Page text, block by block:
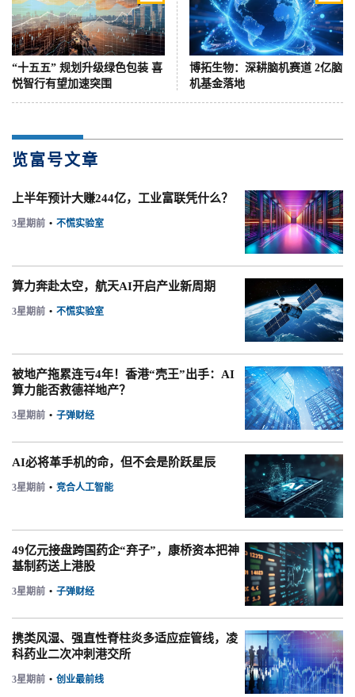
“十五五” 规划升级绿色包装 喜
悦智行有望加速突围
博拓生物：深耕脑机赛道 2亿脑
机基金落地
览富号文章
上半年预计大赚244亿，工业富联凭什么？
3星期前 • 不慌实验室
算力奔赴太空，航天AI开启产业新周期
3星期前 • 不慌实验室
被地产拖累连亏4年！香港“壳王”出手：AI
算力能否救德祥地产？
3星期前 • 子弹财经
AI必将革手机的命，但不会是阶跃星辰
3星期前 • 竞合人工智能
49亿元接盘跨国药企“弃子”，康桥资本把神
基制药送上港股
3星期前 • 子弹财经
携类风湿、强直性脊柱炎多适应症管线，凌
科药业二次冲刺港交所
3星期前 • 创业最前线